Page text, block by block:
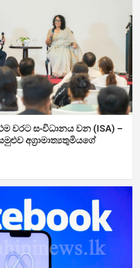
වරට සංවිධානය වන (ISA) –
අග්‍රාමාත්‍යතුමියගේ